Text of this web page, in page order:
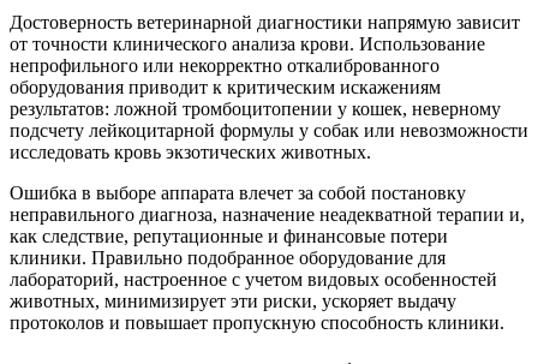
Достоверность ветеринарной диагностики напрямую зависит
от точности клинического анализа крови. Использование
непрофильного или некорректно откалиброванного
оборудования приводит к критическим искажениям
результатов: ложной тромбоцитопении у кошек, неверному
подсчету лейкоцитарной формулы у собак или невозможности
исследовать кровь экзотических животных.
Ошибка в выборе аппарата влечет за собой постановку
неправильного диагноза, назначение неадекватной терапии и,
как следствие, репутационные и финансовые потери
клиники. Правильно подобранное оборудование для
лабораторий, настроенное с учетом видовых особенностей
животных, минимизирует эти риски, ускоряет выдачу
протоколов и повышает пропускную способность клиники.